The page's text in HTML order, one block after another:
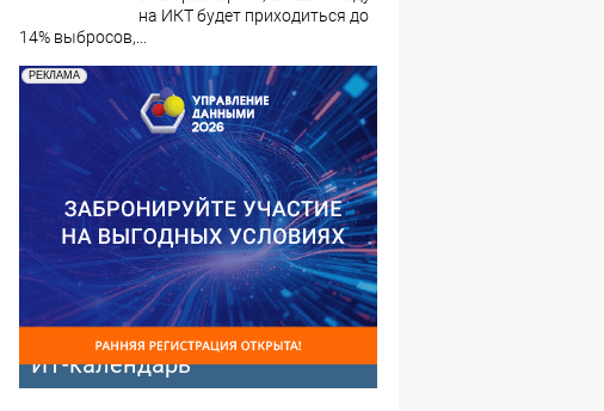
на ИКТ будет приходиться до
14% выбросов,...
РЕКЛАМА
ИТ-календарь